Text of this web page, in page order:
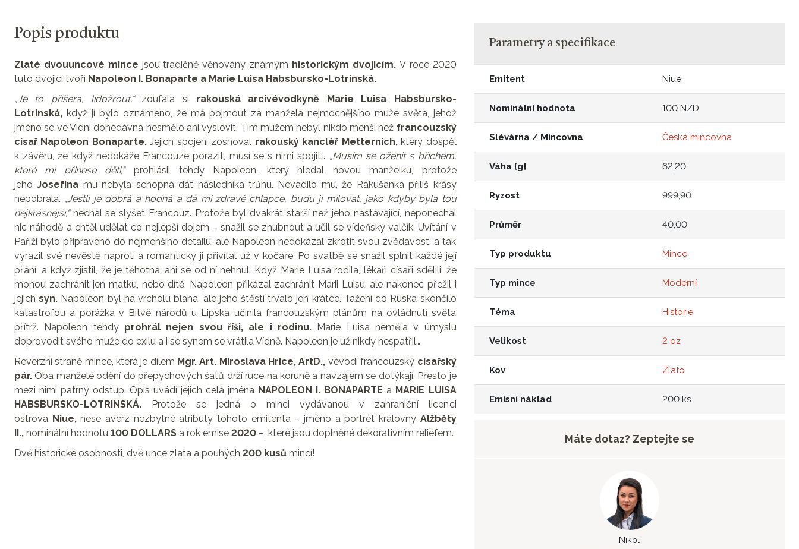
Popis produktu
Zlaté dvouuncové mince jsou tradičně věnovány známým historickým dvojicím.V roce 2020
tuto dvojicí tvoří Napoleon I. Bonaparte a Marie Luisa Habsbursko-Lotrinská.
„Je to příšera, lidožrout,“zoufala si rakouská arcivévodkyně Marie Luisa Habsbursko-
Lotrinská, když jí bylo oznámeno, že má pojmout za manžela nejmocnějšího muže světa, jehož
jméno se ve Vídni donedávna nesmělo ani vyslovit. Tím mužem nebyl nikdo menší než francouzský
císař Napoleon Bonaparte.Jejich spojení zosnoval rakouský kancléř Metternich,který dospěl
k závěru, že když nedokáže Francouze porazit, musí se s nimi spojit… „Musím se oženit s břichem,
které mi přinese děti,“prohlásil tehdy Napoleon, který hledal novou manželku, protože
jehoJosefína mu nebyla schopná dát následníka trůnu. Nevadilo mu, že Rakušanka příliš krásy
nepobrala. „Jestli je dobrá a hodná a dá mi zdravé chlapce, budu ji milovat, jako kdyby byla tou
nejkrásnější,“nechal se slyšet Francouz. Protože byl dvakrát starší než jeho nastávající, neponechal
nic náhodě a chtěl udělat co nejlepší dojem – snažil se zhubnout a učil se vídeňský valčík. Uvítání v
Paříži bylo připraveno do nejmenšího detailu, ale Napoleon nedokázal zkrotit svou zvědavost, a tak
vyrazil své nevěstě naproti a romanticky ji přivítal už v kočáře. Po svatbě se snažil splnit každé její
přání, a když zjistil, že je těhotná, ani se od ní nehnul. Když Marie Luisa rodila, lékaři císaři sdělili, že
mohou zachránit jen matku, nebo dítě. Napoleon přikázal zachránit Marii Luisu, ale nakonec přežil i
jejichsyn. Napoleon byl na vrcholu blaha, ale jeho štěstí trvalo jen krátce. Tažení do Ruska skončilo
katastrofou a porážka v Bitvě národů u Lipska učinila francouzským plánům na ovládnutí světa
přítrž. Napoleon tehdy prohrál nejen svou říši, ale i rodinu.Marie Luisa neměla v úmyslu
doprovodit svého muže do exilu a i se synem se vrátila Vídně. Napoleon je už nikdy nespatřil…
Reverzní straně mince, která je dílem Mgr. Art. Miroslava Hrice, ArtD., vévodí francouzský císařský
pár. Oba manželé odění do přepychových šatů drží ruce na koruně a navzájem se dotýkají. Přesto je
mezi nimi patrný odstup. Opis uvádí jejich celá jména NAPOLEON I. BONAPARTE a MARIE LUISA
HABSBURSKO-LOTRINSKÁ. Protože se jedná o minci vydávanou v zahraniční licenci
ostrova Niue,nese averz nezbytné atributy tohoto emitenta – jméno a portrét královny Alžběty
II., nominální hodnotu 100 DOLLARS a rok emise 2020 –, které jsou doplněné dekorativním reliéfem.
Dvě historické osobnosti, dvě unce zlata a pouhých 200 kusů mincí!
Parametry a specifikace
Emitent Niue
Nominální hodnota 100 NZD
Slévárna / Mincovna Česká mincovna
Váha [g] 62,20
Ryzost 999,90
Průměr 40,00
Typ produktu Mince
Typ mince Moderní
Téma Historie
Velikost 2 oz
Kov Zlato
Emisní náklad 200 ks
Máte dotaz? Zeptejte se
Nikol